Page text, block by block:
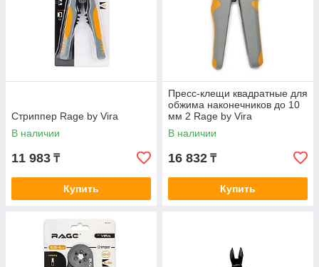
Стриппер Rage by Vira
В наличии
11 983 ₸
Купить
Пресс-клещи квадратные для
обжима наконечников до 10
мм 2 Rage by Vira
В наличии
16 832 ₸
Купить